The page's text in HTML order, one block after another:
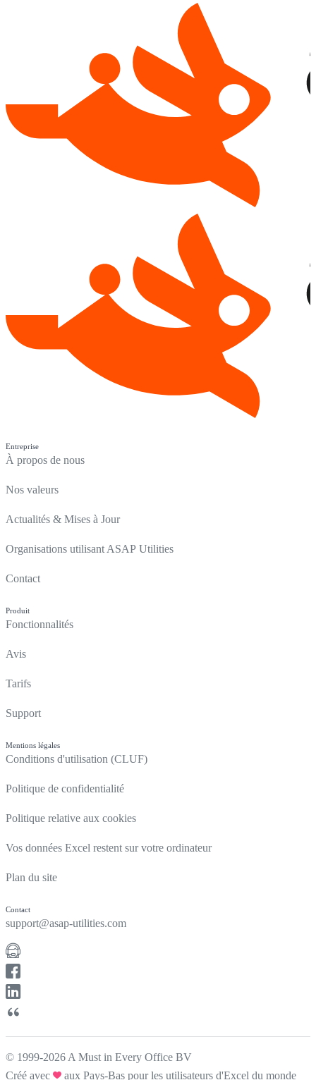
Entreprise
À propos de nous
Nos valeurs
Actualités & Mises à Jour
Organisations utilisant ASAP Utilities
Contact
Produit
Fonctionnalités
Avis
Tarifs
Support
Mentions légales
Conditions d'utilisation (CLUF)
Politique de confidentialité
Politique relative aux cookies
Vos données Excel restent sur votre ordinateur
Plan du site
Contact
support@asap-utilities.com
© 1999-2026 A Must in Every Office BV
Créé avec
aux Pays-Bas pour les utilisateurs d'Excel du monde